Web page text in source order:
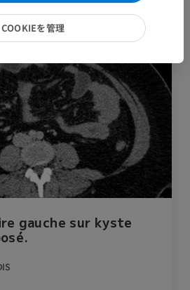
gauche sur kyste
COOKIEを管理